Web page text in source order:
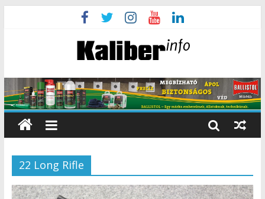
22 Long Rifle